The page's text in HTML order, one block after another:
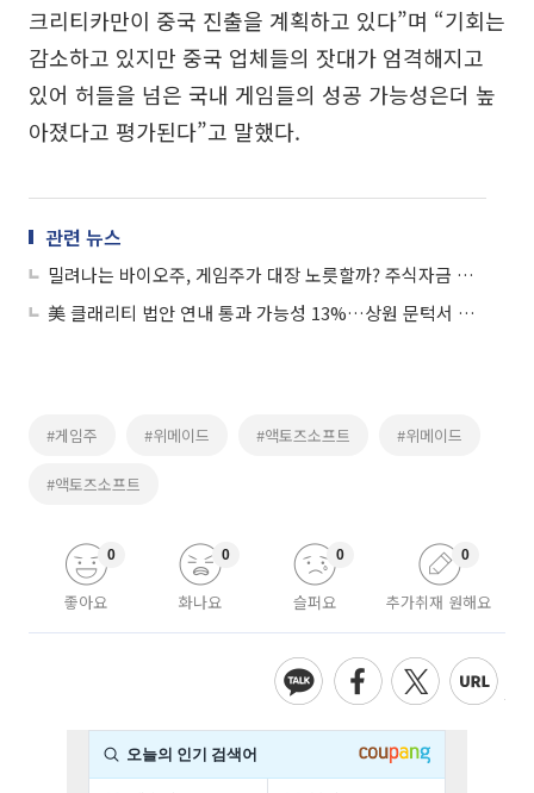
크리티카만이 중국 진출을 계획하고 있다”며 “기회는
감소하고 있지만 중국 업체들의 잣대가 엄격해지고
있어 허들을 넘은 국내 게임들의 성공 가능성은더 높
아졌다고 평가된다”고 말했다.
관련 뉴스
밀려나는 바이오주, 게임주가 대장 노릇할까? 주식자금 클릭
美 클래리티 법안 연내 통과 가능성 13%…상원 문턱서 제동
#게임주 #위메이드 #액토즈소프트 #위메이드
#액토즈소프트
좋아요
0
화나요
0
슬퍼요
0
추가취재 원해요
0